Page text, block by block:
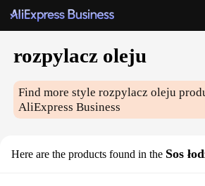
rozpylacz oleju
Find more stylerozpylacz oleju
AliExpress Business
Here are the products found in the Sos